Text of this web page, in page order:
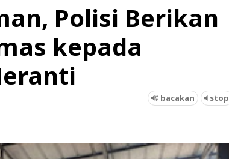
Polisi Berikan
kepada
bacakan stop